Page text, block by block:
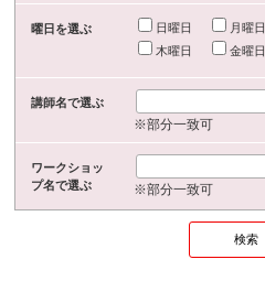
曜日を選ぶ 日曜日 月曜日
木曜日
金曜日
講師名で選ぶ
※部分一致可
ワークショッ
プ名で選ぶ
※部分一致可